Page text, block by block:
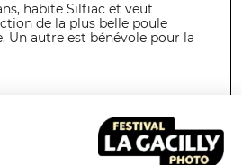
habite Silfiac et veut
de la plus belle poule
Un autre est bénévole pour la